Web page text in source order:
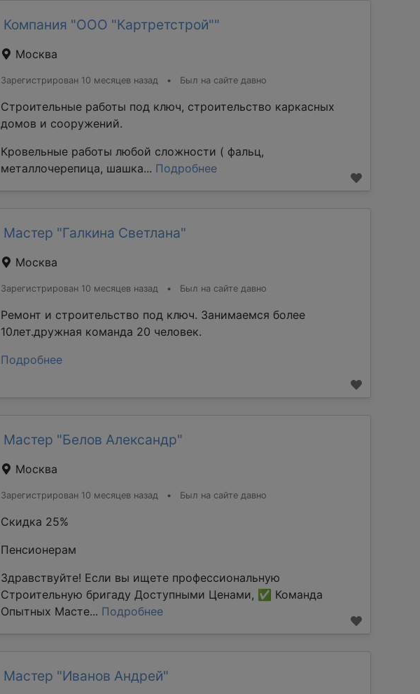
Компания "ООО "Картретстрой""
Москва
Зарегистрирован 10 месяцев назад • Был на сайте давно
Строительные работы под ключ, строительство каркасных
домов и сооружений.
Кровельные работы любой сложности ( фальц,
металлочерепица, шашка... Подробнее
Мастер "Галкина Светлана"
Москва
Зарегистрирован 10 месяцев назад • Был на сайте давно
Ремонт и строительство под ключ. Занимаемся более
10лет.дружная команда 20 человек.
Подробнее
Мастер "Белов Александр"
Москва
Зарегистрирован 10 месяцев назад • Был на сайте давно
Скидка 25%
Пенсионерам
Здравствуйте! Если вы ищете профессиональную
Строительную бригаду Доступными Ценами, ✅ Команда
Опытных Масте... Подробнее
Мастер "Иванов Андрей"